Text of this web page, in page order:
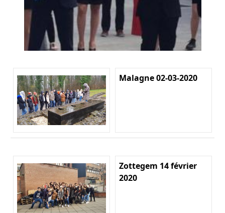
Malagne 02-03-2020
Zottegem 14 février
2020